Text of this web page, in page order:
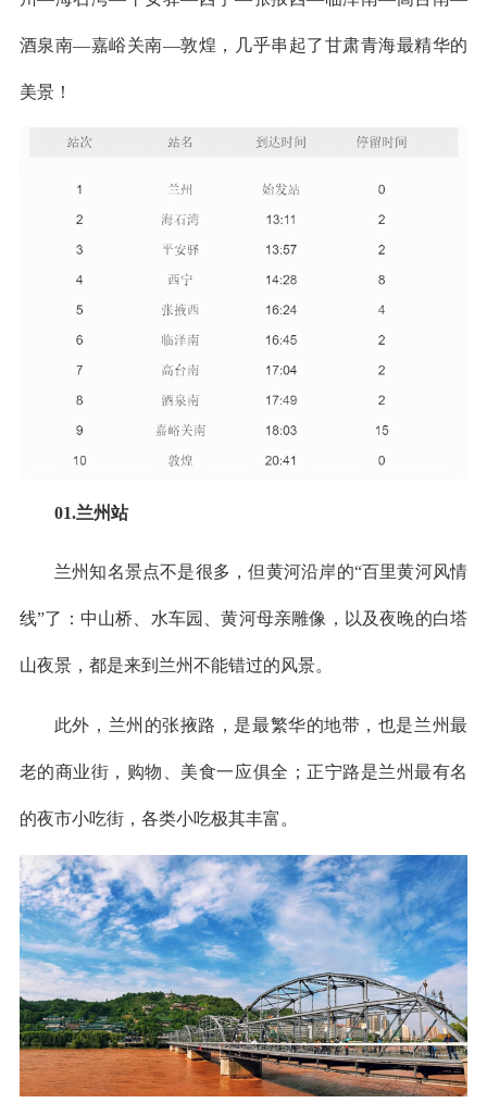
酒泉南—嘉峪关南—敦煌，几乎串起了甘肃青海最精华的
美景！
01.兰州站
兰州知名景点不是很多，但黄河沿岸的“百里黄河风情
线”了：中山桥、水车园、黄河母亲雕像，以及夜晚的白塔
山夜景，都是来到兰州不能错过的风景。
此外，兰州的张掖路，是最繁华的地带，也是兰州最
老的商业街，购物、美食一应俱全；正宁路是兰州最有名
的夜市小吃街，各类小吃极其丰富。